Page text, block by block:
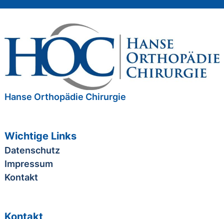
Hanse Orthopädie Chirurgie
Wichtige Links
Datenschutz
Impressum
Kontakt
Kontakt